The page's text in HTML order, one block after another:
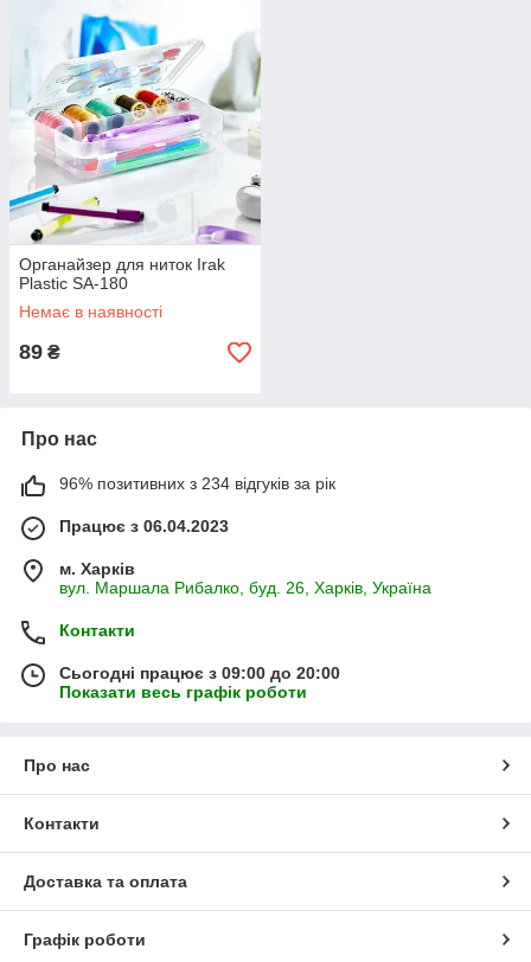
Органайзер для ниток Irak
Plastic SA-180
Немає в наявності
89 ₴
Про нас
96% позитивних з 234 відгуків за рік
Працює з 06.04.2023
м. Харків
вул. Маршала Рибалко, буд. 26, Харків, Україна
Контакти
Сьогодні працює з 09:00 до 20:00
Показати весь графік роботи
Про нас
Контакти
Доставка та оплата
Графік роботи